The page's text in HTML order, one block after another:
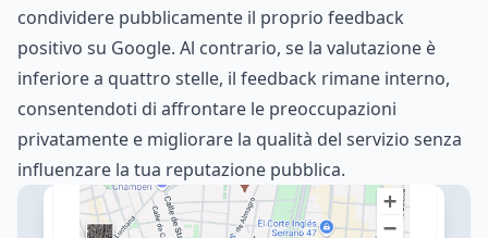
condividere pubblicamente il proprio feedback
positivo su Google. Al contrario, se la valutazione è
inferiore a quattro stelle, il feedback rimane interno,
consentendoti di affrontare le preoccupazioni
privatamente e migliorare la qualità del servizio senza
influenzare la tua reputazione pubblica.